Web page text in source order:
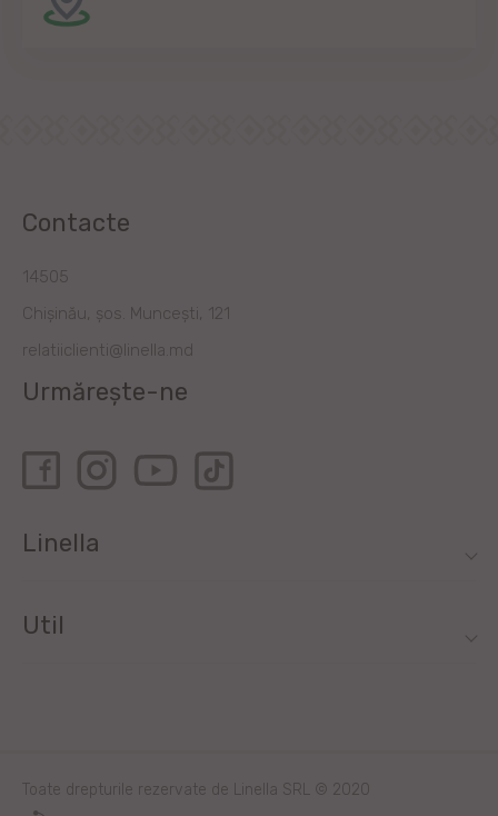
Contacte
14505
Chișinău, șos. Muncești, 121
relatiiclienti@linella.md
Urmărește-ne
Linella
Util
Toate drepturile rezervate de Linella SRL © 2020